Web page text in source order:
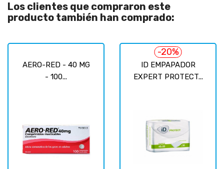
Los clientes que compraron este
producto también han comprado:
AERO-RED - 40 MG
- 100...
ID EMPAPADOR
EXPERT PROTECT...
-20%